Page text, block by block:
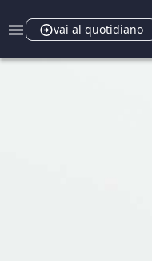
vai al quotidiano